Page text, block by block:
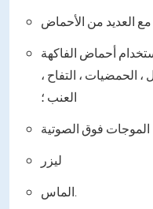
أحماض الفاكهة
، الحمضيات ، التفاح ،
العنب ؛
الموجات فوق الصوتية
ليزر
الماس.